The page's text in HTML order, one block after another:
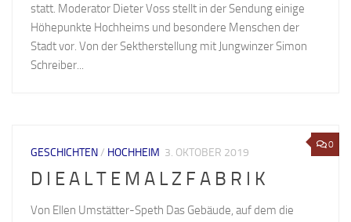
statt. Moderator Dieter Voss stellt in der Sendung einige
Höhepunkte Hochheims und besondere Menschen der
Stadt vor. Von der Sektherstellung mit Jungwinzer Simon
Schreiber...
0
GESCHICHTEN/ HOCHHEIM 3. OKTOBER 2019
D I E A L T E M A L Z F A B R I K
Von Ellen Umstätter-Speth Das Gebäude, auf dem die